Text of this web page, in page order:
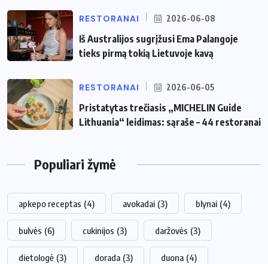
RESTORANAI 2026-06-08
Iš Australijos sugrįžusi Ema Palangoje
tieks pirmą tokią Lietuvoje kavą
RESTORANAI 2026-06-05
Pristatytas trečiasis „MICHELIN Guide
Lithuania“ leidimas: sąraše – 44 restoranai
Populiari žymė
apkepo receptas (4) avokadai (3) blynai (4)
bulvės (6) cukinijos (3) daržovės (3)
dietologė (3) dorada (3) duona (4)